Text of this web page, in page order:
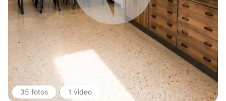
35 fotos 1 video